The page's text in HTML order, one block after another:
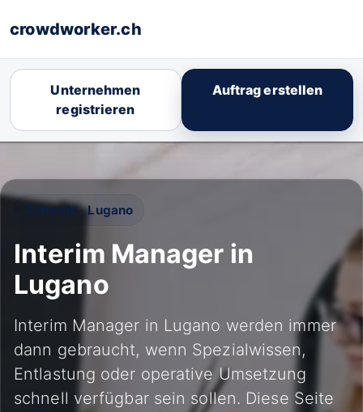
crowdworker.ch
Unternehmen
registrieren
Auftrag erstellen
Schweiz · Lugano
Interim Manager in
Lugano
Interim Manager in Lugano werden immer
dann gebraucht, wenn Spezialwissen,
Entlastung oder operative Umsetzung
schnell verfügbar sein sollen. Diese Seite